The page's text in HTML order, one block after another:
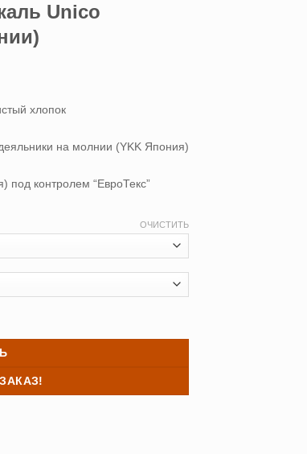
Unico
хлопок
на молнии (YKK Япония)
под контролем “ЕвроТекс”
ОЧИСТИТЬ